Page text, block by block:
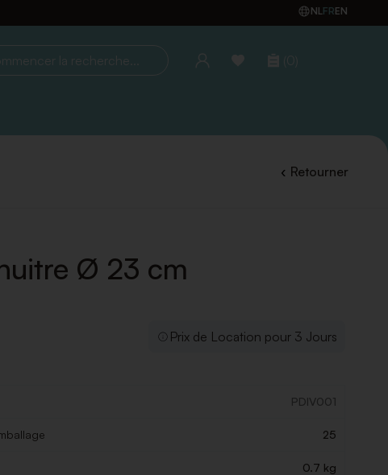
NLFREN
la recherche... (0)
Retourner
Ø 23 cm
Prix de Location pour 3 Jours
PDIV001
25
0.7 kg